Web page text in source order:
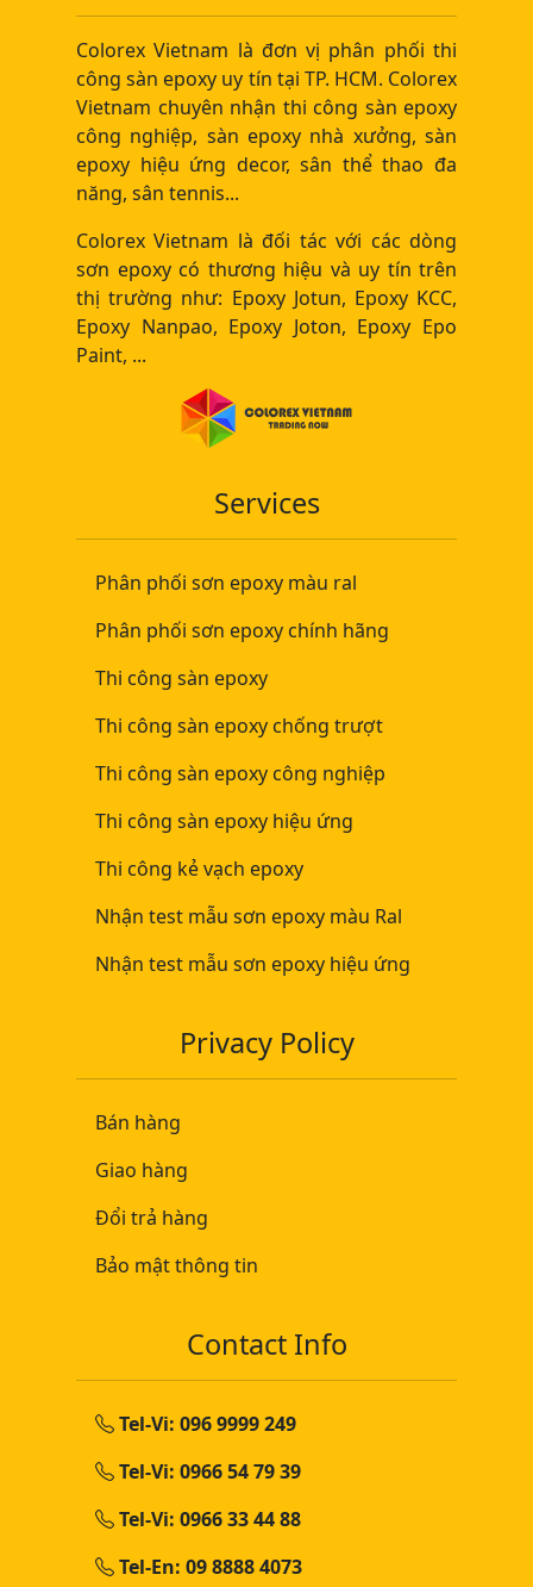
Colorex Vietnam là đơn vị phân phối thi
công sàn epoxy uy tín tại TP. HCM. Colorex
Vietnam chuyên nhận thi công sàn epoxy
công nghiệp, sàn epoxy nhà xưởng, sàn
epoxy hiệu ứng decor, sân thể thao đa
năng, sân tennis...
Colorex Vietnam là đối tác với các dòng
sơn epoxy có thương hiệu và uy tín trên
thị trường như: Epoxy Jotun, Epoxy KCC,
Epoxy Nanpao, Epoxy Joton, Epoxy Epo
Paint, ...
Services
Phân phối sơn epoxy màu ral
Phân phối sơn epoxy chính hãng
Thi công sàn epoxy
Thi công sàn epoxy chống trượt
Thi công sàn epoxy công nghiệp
Thi công sàn epoxy hiệu ứng
Thi công kẻ vạch epoxy
Nhận test mẫu sơn epoxy màu Ral
Nhận test mẫu sơn epoxy hiệu ứng
Privacy Policy
Bán hàng
Giao hàng
Đổi trả hàng
Bảo mật thông tin
Contact Info
Tel-Vi: 096 9999 249
Tel-Vi: 0966 54 79 39
Tel-Vi: 0966 33 44 88
Tel-En: 09 8888 4073